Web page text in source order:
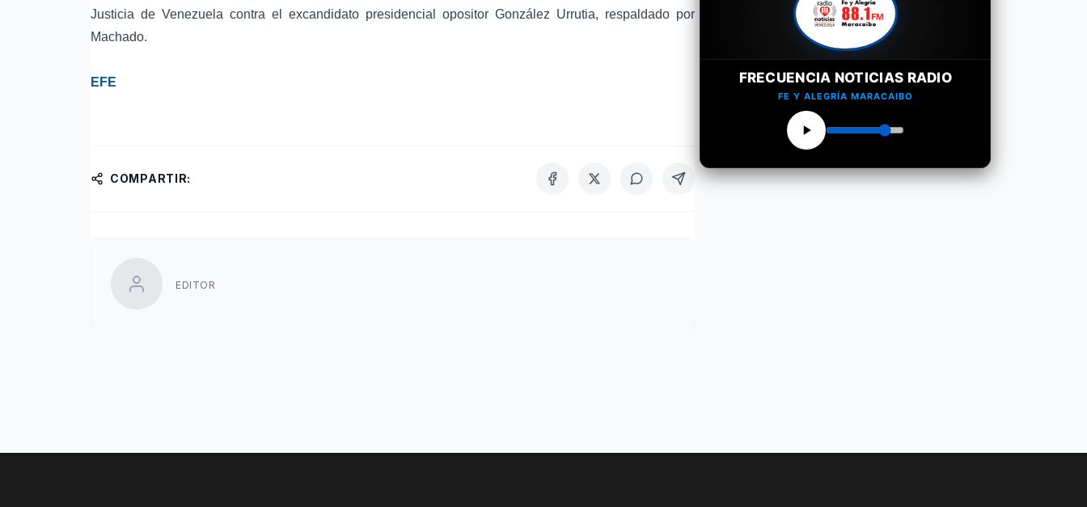
Justicia de Venezuela contra el excandidato presidencial opositor González Urrutia, respaldado por
Machado.
EFE
COMPARTIR:
EDITOR
FRECUENCIA NOTICIAS RADIO
FE Y ALEGRÍA MARACAIBO